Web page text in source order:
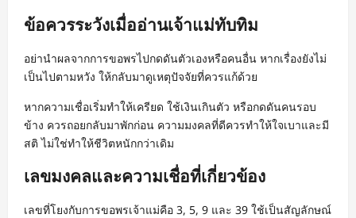
ข้อควรระวังเมื่ออ่านเจ้าแม่ทับทิม
อย่านำผลจากการขอพรไปกดดันตัวเองหรือคนอื่น หากเรื่องยังไม่
เป็นไปตามหวัง ให้กลับมาดูเหตุปัจจัยที่ควรแก้ด้วย
หากความเชื่อเริ่มทำให้เครียด ใช้เงินเกินตัว หรือกดดันคนรอบ
ข้าง ควรถอยกลับมาพักก่อน ความมงคลที่ดีควรทำให้ใจเบาและมี
สติ ไม่ใช่ทำให้ชีวิตหนักกว่าเดิม
เลขมงคลและความเชื่อที่เกี่ยวข้อง
เลขที่โยงกับการขอพรเจ้าแม่คือ 3, 5, 9 และ 39 ใช้เป็นสัญลักษณ์